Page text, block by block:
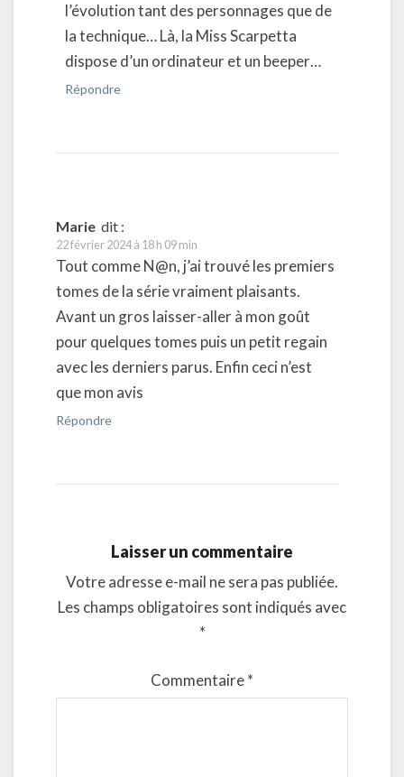
l’évolution tant des personnages que de
la technique… Là, la Miss Scarpetta
dispose d’un ordinateur et un beeper…
Répondre
Marie dit :
22 février 2024 à 18 h 09 min
Tout comme N@n, j’ai trouvé les premiers
tomes de la série vraiment plaisants.
Avant un gros laisser-aller à mon goût
pour quelques tomes puis un petit regain
avec les derniers parus. Enfin ceci n’est
que mon avis
Répondre
Laisser un commentaire
Votre adresse e-mail ne sera pas publiée.
Les champs obligatoires sont indiqués avec
*
Commentaire*